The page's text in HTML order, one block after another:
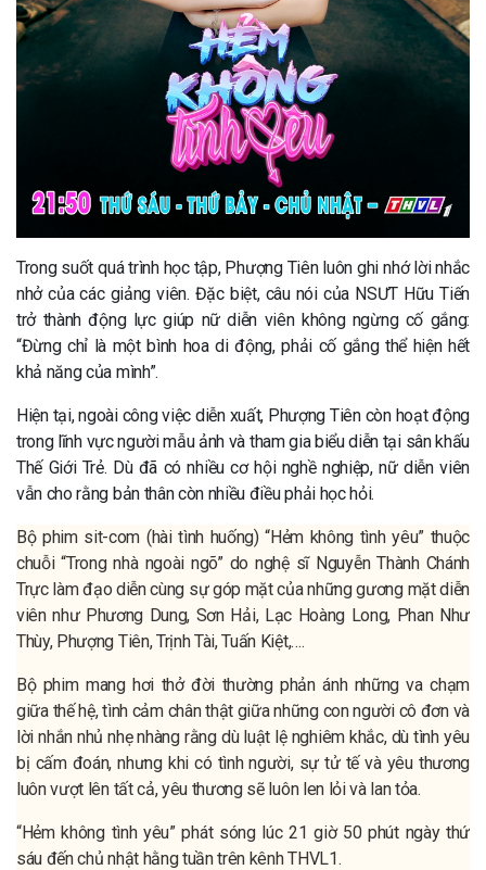
Trong suốt quá trình học tập, Phượng Tiên luôn ghi nhớ lời nhắc
nhở của các giảng viên. Đặc biệt, câu nói của NSƯT Hữu Tiến
trở thành động lực giúp nữ diễn viên không ngừng cố gắng:
“Đừng chỉ là một bình hoa di động, phải cố gắng thể hiện hết
khả năng của mình”.
Hiện tại, ngoài công việc diễn xuất, Phượng Tiên còn hoạt động
trong lĩnh vực người mẫu ảnh và tham gia biểu diễn tại sân khấu
Thế Giới Trẻ. Dù đã có nhiều cơ hội nghề nghiệp, nữ diễn viên
vẫn cho rằng bản thân còn nhiều điều phải học hỏi.
Bộ phim sit-com (hài tình huống) “Hẻm không tình yêu” thuộc
chuỗi “Trong nhà ngoài ngõ” do nghệ sĩ Nguyễn Thành Chánh
Trực làm đạo diễn cùng sự góp mặt của những gương mặt diễn
viên như Phương Dung, Sơn Hải, Lạc Hoàng Long, Phan Như
Thùy, Phượng Tiên, Trịnh Tài, Tuấn Kiệt,….
Bộ phim mang hơi thở đời thường phản ánh những va chạm
giữa thế hệ, tình cảm chân thật giữa những con người cô đơn và
lời nhắn nhủ nhẹ nhàng rằng dù luật lệ nghiêm khắc, dù tình yêu
bị cấm đoán, nhưng khi có tình người, sự tử tế và yêu thương
luôn vượt lên tất cả, yêu thương sẽ luôn len lỏi và lan tỏa.
“Hẻm không tình yêu” phát sóng lúc 21 giờ 50 phút ngày thứ
sáu đến chủ nhật hằng tuần trên kênh THVL1.